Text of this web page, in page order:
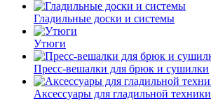
Гладильные доски и системы
Утюги
Пресс-вешалки для брюк и сушилки
Аксессуары для гладильной техники